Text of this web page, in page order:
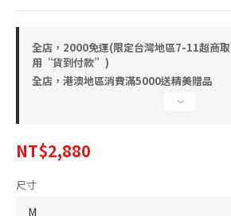
全店，2000免運(限定台灣地區7-11超商
用“貨到付款”)
全店，港澳地區消費滿5000送精美贈品
NT$2,880
尺寸